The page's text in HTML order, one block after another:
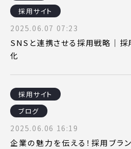
採用サイト
2025.06.07 07:23
SNSと連携させる採用戦略｜採
化
採用サイト
ブログ
2025.06.06 16:19
企業の魅力を伝える！採用ブラ